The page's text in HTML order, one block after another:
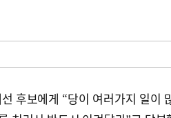
후보에게 “당이 여러가지 일이